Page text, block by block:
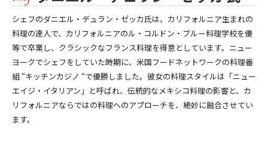
シェフのダニエル・デュラン・ゼッカ氏は、カリフォルニア生まれの
料理の達人で、カリフォルニアのル・コルドン・ブルー料理学校を優
等で卒業し、クラシックなフランス料理を得意としています。ニュー
ヨークでシェフをしていた時期に、米国フードネットワークの料理番
組 “キッチンカジノ “で優勝しました。彼女の料理スタイルは「ニュー
エイジ・イタリアン」と呼ばれ、伝統的なメキシコ料理の影響と、カ
リフォルニアならではの料理へのアプローチを、絶妙に融合させてい
ます。